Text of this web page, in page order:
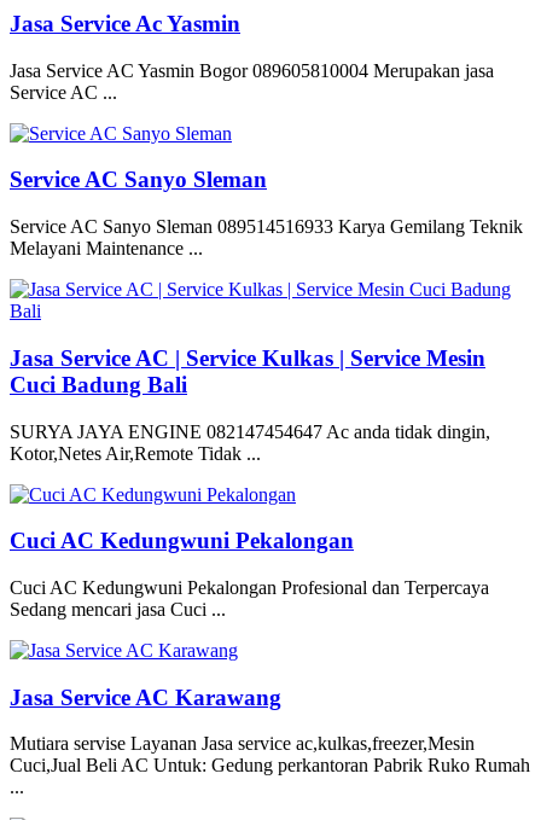
Jasa Service Ac Yasmin
Jasa Service AC Yasmin Bogor 089605810004 Merupakan jasa
Service AC ...
Service AC Sanyo Sleman
Service AC Sanyo Sleman 089514516933 Karya Gemilang Teknik
Melayani Maintenance ...
Jasa Service AC | Service Kulkas | Service Mesin
Cuci Badung Bali
SURYA JAYA ENGINE 082147454647 Ac anda tidak dingin,
Kotor,Netes Air,Remote Tidak ...
Cuci AC Kedungwuni Pekalongan
Cuci AC Kedungwuni Pekalongan Profesional dan Terpercaya
Sedang mencari jasa Cuci ...
Jasa Service AC Karawang
Mutiara servise Layanan Jasa service ac,kulkas,freezer,Mesin
Cuci,Jual Beli AC Untuk: Gedung perkantoran Pabrik Ruko Rumah
...